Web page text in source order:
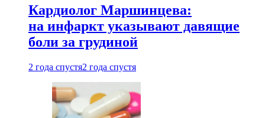
Кардиолог Маршинцева:
на инфаркт указывают давящие
боли за грудиной
2 года спустя2 года спустя